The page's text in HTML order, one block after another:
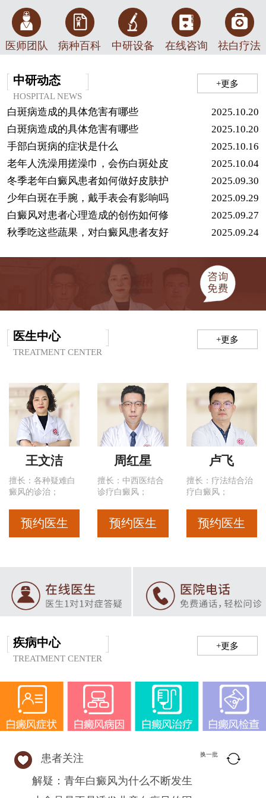
医师团队 病种百科 中研设备 在线咨询 祛白疗法
中研动态
HOSPITAL NEWS
+更多
白斑病造成的具体危害有哪些
2025.10.20
白斑病造成的具体危害有哪些
2025.10.20
手部白斑病的症状是什么
2025.10.16
老年人洗澡用搓澡巾，会伤白斑处皮
2025.10.04
冬季老年白癜风患者如何做好皮肤护
2025.09.30
少年白斑在手腕，戴手表会有影响吗
2025.09.29
白癜风对患者心理造成的创伤如何修
2025.09.27
秋季吃这些蔬果，对白癜风患者友好
2025.09.24
医生中心
TREATMENT CENTER
+更多
王文洁
擅长：各种疑难白
癜风的诊治；
预约医生
周红星
擅长：中西医结合
诊疗白癜风；
预约医生
卢飞
擅长：疗法结合治
疗白癜风；
预约医生
疾病中心
TREATMENT CENTER
+更多
患者关注 换一批
解疑：青年白癜风为什么不断发生